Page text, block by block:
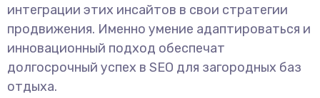
интеграции этих инсайтов в свои стратегии
продвижения. Именно умение адаптироваться и
инновационный подход обеспечат
долгосрочный успех в SEO для загородных баз
отдыха.